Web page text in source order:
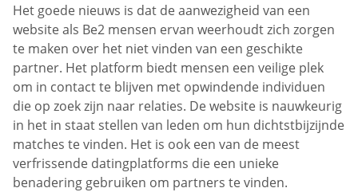
Het goede nieuws is dat de aanwezigheid van een
website als Be2 mensen ervan weerhoudt zich zorgen
te maken over het niet vinden van een geschikte
partner. Het platform biedt mensen een veilige plek
om in contact te blijven met opwindende individuen
die op zoek zijn naar relaties. De website is nauwkeurig
in het in staat stellen van leden om hun dichtstbijzijnde
matches te vinden. Het is ook een van de meest
verfrissende datingplatforms die een unieke
benadering gebruiken om partners te vinden.